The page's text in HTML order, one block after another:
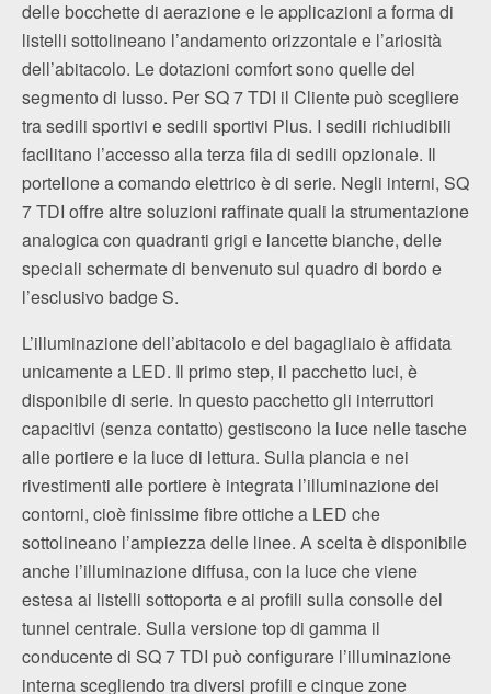
delle bocchette di aerazione e le applicazioni a forma di
listelli sottolineano l’andamento orizzontale e l’ariosità
dell’abitacolo. Le dotazioni comfort sono quelle del
segmento di lusso. Per SQ 7 TDI il Cliente può scegliere
tra sedili sportivi e sedili sportivi Plus. I sedili richiudibili
facilitano l’accesso alla terza fila di sedili opzionale. Il
portellone a comando elettrico è di serie. Negli interni, SQ
7 TDI offre altre soluzioni raffinate quali la strumentazione
analogica con quadranti grigi e lancette bianche, delle
speciali schermate di benvenuto sul quadro di bordo e
l’esclusivo badge S.
L’illuminazione dell’abitacolo e del bagagliaio è affidata
unicamente a LED. Il primo step, il pacchetto luci, è
disponibile di serie. In questo pacchetto gli interruttori
capacitivi (senza contatto) gestiscono la luce nelle tasche
alle portiere e la luce di lettura. Sulla plancia e nei
rivestimenti alle portiere è integrata l’illuminazione dei
contorni, cioè finissime fibre ottiche a LED che
sottolineano l’ampiezza delle linee. A scelta è disponibile
anche l’illuminazione diffusa, con la luce che viene
estesa ai listelli sottoporta e ai profili sulla consolle del
tunnel centrale. Sulla versione top di gamma il
conducente di SQ 7 TDI può configurare l’illuminazione
interna scegliendo tra diversi profili e cinque zone